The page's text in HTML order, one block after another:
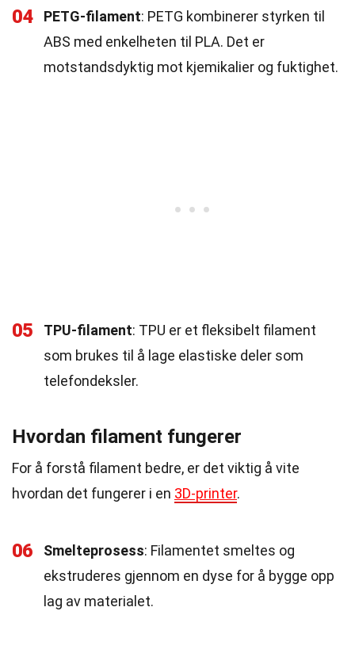
04 PETG-filament: PETG kombinerer styrken til
ABS med enkelheten til PLA. Det er
motstandsdyktig mot kjemikalier og fuktighet.
05 TPU-filament: TPU er et fleksibelt filament
som brukes til å lage elastiske deler som
telefondeksler.
Hvordan filament fungerer
For å forstå filament bedre, er det viktig å vite
hvordan det fungerer i en 3D-printer.
06 Smelteprosess: Filamentet smeltes og
ekstruderes gjennom en dyse for å bygge opp
lag av materialet.